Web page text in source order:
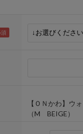
【ＯＮかわ】ウ
（M BEIGE）